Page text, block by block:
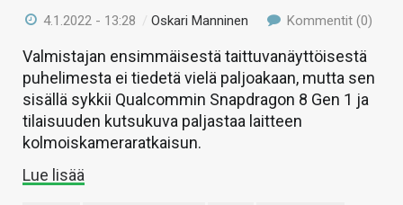
4.1.2022 - 13:28 /Oskari Manninen Kommentit (0)
Valmistajan ensimmäisestä taittuvanäyttöisestä
puhelimesta ei tiedetä vielä paljoakaan, mutta sen
sisällä sykkii Qualcommin Snapdragon 8 Gen 1 ja
tilaisuuden kutsukuva paljastaa laitteen
kolmoiskameraratkaisun.
Lue lisää